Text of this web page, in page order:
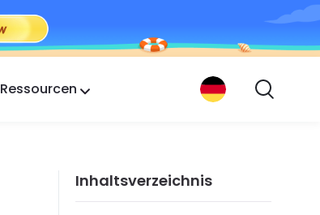
Ressourcen
Inhaltsverzeichnis